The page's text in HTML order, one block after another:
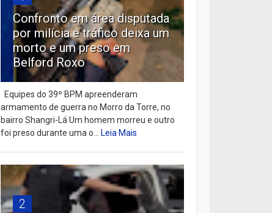
Confronto em área disputada
por milícia e tráfico deixa um
morto e um preso em
Belford Roxo
Equipes do 39º BPM apreenderam
armamento de guerra no Morro da Torre, no
bairro Shangri-Lá Um homem morreu e outro
foi preso durante uma o...Leia Mais
2